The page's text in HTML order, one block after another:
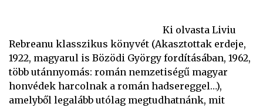
Ki olvasta Liviu
Rebreanu klasszikus könyvét (Akasztottak erdeje,
1922, magyarul is Bözödi György fordításában, 1962,
több utánnyomás: román nemzetiségű magyar
honvédek harcolnak a román hadsereggel…),
amelyből legalább utólag megtudhatnánk, mit